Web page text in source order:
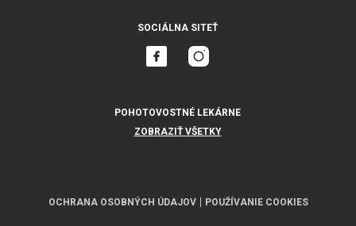
SOCIÁLNA SITEŤ
POHOTOVOSTNÉ LEKÁRNE
ZOBRAZIŤ VŠETKY
OCHRANA OSOBNÝCH ÚDAJOV POUŽÍVANIE COOKIES